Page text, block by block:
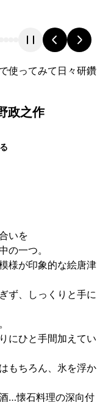
使ってみて日々研鑽
政之作
いを
の一つ。
様が印象的な絵唐津
ず、しっくりと手に
にひと手間加えてい
もちろん、氷を浮か
…懐石料理の深向付